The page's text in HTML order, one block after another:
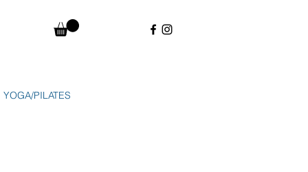
YOGA/PILATES